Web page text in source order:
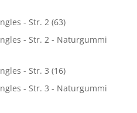
- Str. 2 (63)
- Str. 2 - Naturgummi
- Str. 3 (16)
- Str. 3 - Naturgummi